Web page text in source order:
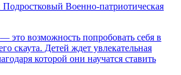
Подростковый Военно-патриотическая
это возможность попробовать себя в
скаута. Детей ждет увлекательная
которой они научатся ставить